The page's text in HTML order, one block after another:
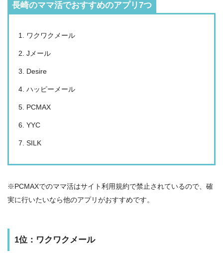
長崎のママ活でおすすめのアプリ7つ
ワクワクメール
Jメール
Desire
ハッピーメール
PCMAX
YYC
SILK
※PCMAXでのママ活はサイト利用規約で禁止されているので、確
実に行いたいなら他のアプリがおすすめです。
1位：ワクワクメール